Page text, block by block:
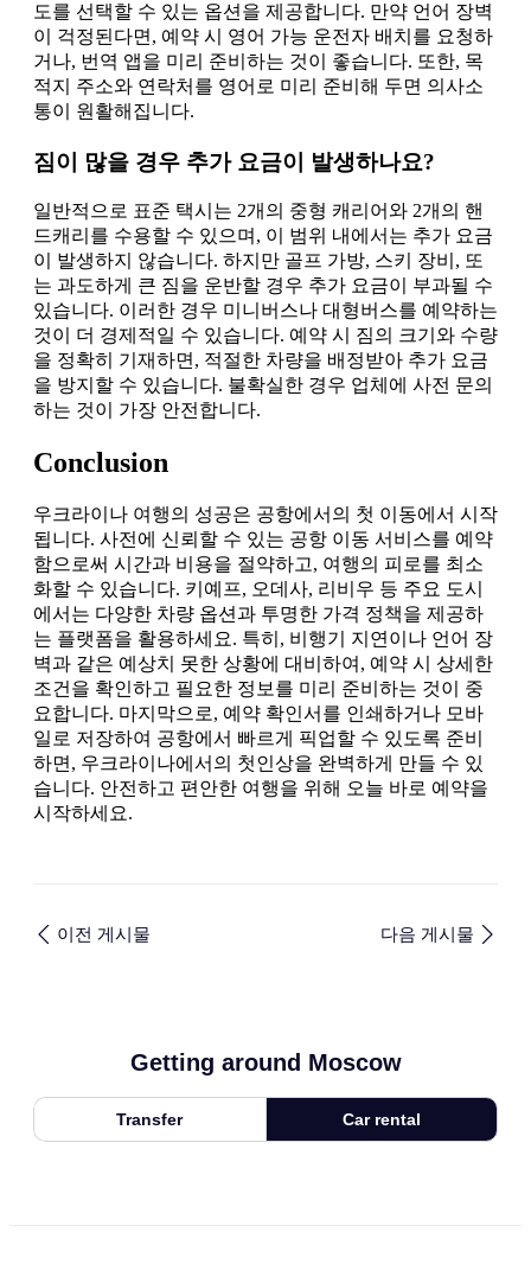
도를 선택할 수 있는 옵션을 제공합니다. 만약 언어 장벽
이 걱정된다면, 예약 시 영어 가능 운전자 배치를 요청하
거나, 번역 앱을 미리 준비하는 것이 좋습니다. 또한, 목
적지 주소와 연락처를 영어로 미리 준비해 두면 의사소
통이 원활해집니다.
짐이 많을 경우 추가 요금이 발생하나요?
일반적으로 표준 택시는 2개의 중형 캐리어와 2개의 핸
드캐리를 수용할 수 있으며, 이 범위 내에서는 추가 요금
이 발생하지 않습니다. 하지만 골프 가방, 스키 장비, 또
는 과도하게 큰 짐을 운반할 경우 추가 요금이 부과될 수
있습니다. 이러한 경우 미니버스나 대형버스를 예약하는
것이 더 경제적일 수 있습니다. 예약 시 짐의 크기와 수량
을 정확히 기재하면, 적절한 차량을 배정받아 추가 요금
을 방지할 수 있습니다. 불확실한 경우 업체에 사전 문의
하는 것이 가장 안전합니다.
Conclusion
우크라이나 여행의 성공은 공항에서의 첫 이동에서 시작
됩니다. 사전에 신뢰할 수 있는 공항 이동 서비스를 예약
함으로써 시간과 비용을 절약하고, 여행의 피로를 최소
화할 수 있습니다. 키예프, 오데사, 리비우 등 주요 도시
에서는 다양한 차량 옵션과 투명한 가격 정책을 제공하
는 플랫폼을 활용하세요. 특히, 비행기 지연이나 언어 장
벽과 같은 예상치 못한 상황에 대비하여, 예약 시 상세한
조건을 확인하고 필요한 정보를 미리 준비하는 것이 중
요합니다. 마지막으로, 예약 확인서를 인쇄하거나 모바
일로 저장하여 공항에서 빠르게 픽업할 수 있도록 준비
하면, 우크라이나에서의 첫인상을 완벽하게 만들 수 있
습니다. 안전하고 편안한 여행을 위해 오늘 바로 예약을
시작하세요.
이전 게시물 다음 게시물
Getting around Moscow
Transfer Car rental